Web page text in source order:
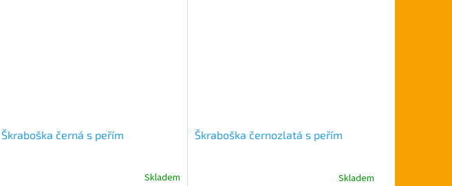
Škraboška černá s peřím
Skladem
Škraboška černozlatá s peřím
Skladem